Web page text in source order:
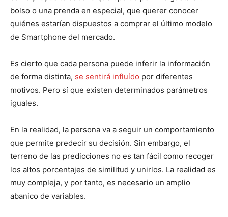
bolso o una prenda en especial, que querer conocer
quiénes estarían dispuestos a comprar el último modelo
de Smartphone del mercado.
Es cierto que cada persona puede inferir la información
de forma distinta, se sentirá influído por diferentes
motivos. Pero sí que existen determinados parámetros
iguales.
En la realidad, la persona va a seguir un comportamiento
que permite predecir su decisión. Sin embargo, el
terreno de las predicciones no es tan fácil como recoger
los altos porcentajes de similitud y unirlos. La realidad es
muy compleja, y por tanto, es necesario un amplio
abanico de variables.